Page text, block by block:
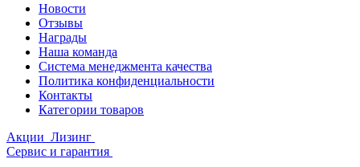
Новости
Отзывы
Награды
Наша команда
Система менеджмента качества
Политика конфиденциальности
Контакты
Категории товаров
Акции Лизинг
Сервис и гарантия